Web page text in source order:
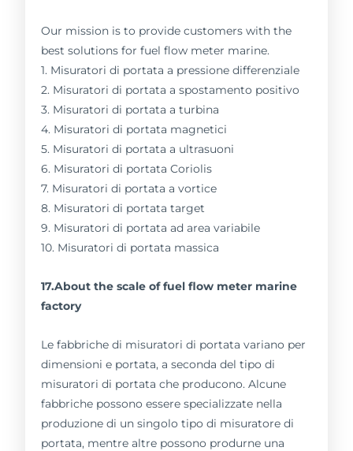
Our mission is to provide customers with the
best solutions for fuel flow meter marine.
1. Misuratori di portata a pressione differenziale
2. Misuratori di portata a spostamento positivo
3. Misuratori di portata a turbina
4. Misuratori di portata magnetici
5. Misuratori di portata a ultrasuoni
6. Misuratori di portata Coriolis
7. Misuratori di portata a vortice
8. Misuratori di portata target
9. Misuratori di portata ad area variabile
10. Misuratori di portata massica
17.About the scale of fuel flow meter marine
factory
Le fabbriche di misuratori di portata variano per
dimensioni e portata, a seconda del tipo di
misuratori di portata che producono. Alcune
fabbriche possono essere specializzate nella
produzione di un singolo tipo di misuratore di
portata, mentre altre possono produrne una